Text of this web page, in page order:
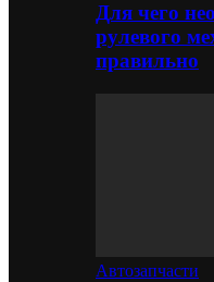
Для чего
рулевого
правильно
Автозапчасти